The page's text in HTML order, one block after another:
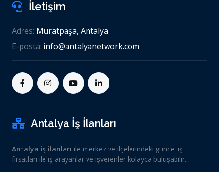
İletişim
Adres: Muratpaşa, Antalya
E-posta: info@antalyanetwork.com
Antalya İş İlanları
Antalya iş ilanları ile merkez ve ilçelerindeki güncel iş
fırsatları ile iş arayanlar ve işverenler kolayca buluşabilir.